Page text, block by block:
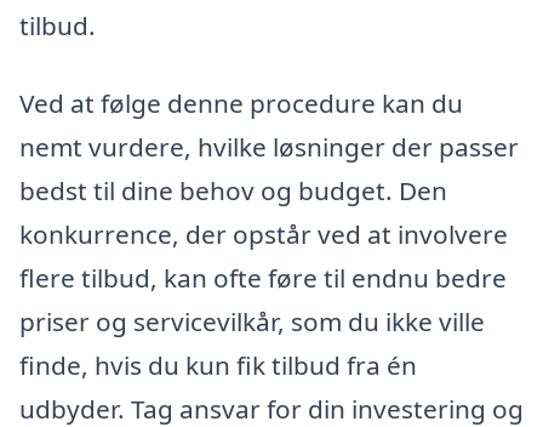
tilbud.
Ved at følge denne procedure kan du
nemt vurdere, hvilke løsninger der passer
bedst til dine behov og budget. Den
konkurrence, der opstår ved at involvere
flere tilbud, kan ofte føre til endnu bedre
priser og servicevilkår, som du ikke ville
finde, hvis du kun fik tilbud fra én
udbyder. Tag ansvar for din investering og